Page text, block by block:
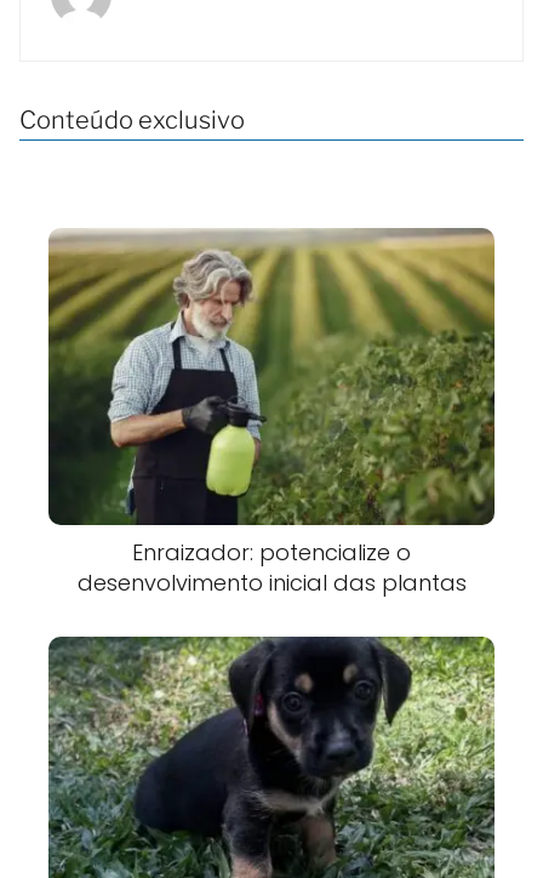
Conteúdo exclusivo
Enraizador: potencialize o
desenvolvimento inicial das plantas